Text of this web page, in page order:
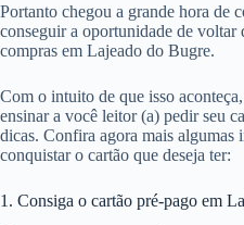
Portanto chegou a grande hora de
conseguir a oportunidade de voltar
compras em Lajeado do Bugre.
Com o intuito de que isso
ensinar a você leitor (a) pedir seu
dicas. Confira agora mais algumas
conquistar o cartão que deseja ter:
1. Consiga o cartão pré-pago em